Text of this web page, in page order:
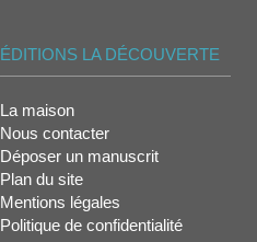
ÉDITIONS LA DÉCOUVERTE
La maison
Nous contacter
Déposer un manuscrit
Plan du site
Mentions légales
Politique de confidentialité